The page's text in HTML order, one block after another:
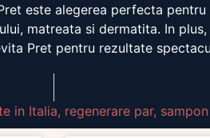
este alegerea perfecta
matreata si dermatita. In
Pret pentru rezultate
in Italia, regenerare par,